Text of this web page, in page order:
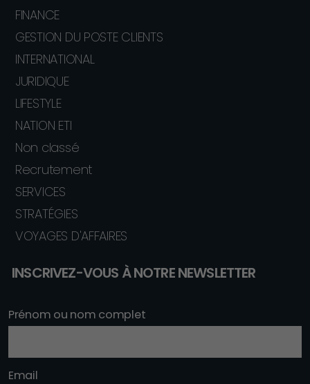
FINANCE
GESTION DU POSTE CLIENTS
INTERNATIONAL
JURIDIQUE
LIFESTYLE
NATION ETI
Non classé
Recrutement
SERVICES
STRATÉGIES
VOYAGES D'AFFAIRES
INSCRIVEZ-VOUS À NOTRE NEWSLETTER
Prénom ou nom complet
Email